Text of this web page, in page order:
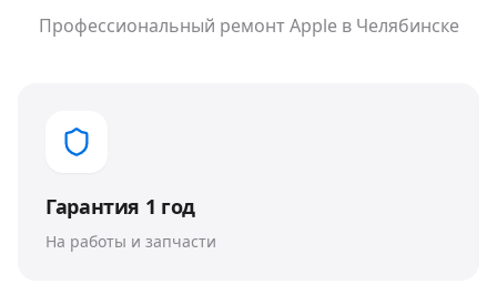
Профессиональный ремонтAppleв Челябинске
Гарантия 1 год
На работы и запчасти